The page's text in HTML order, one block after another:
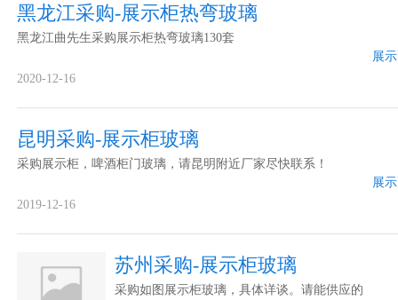
黑龙江采购-展示柜热弯玻璃
黑龙江曲先生采购展示柜热弯玻璃130套
展
2020-12-16
昆明采购-展示柜玻璃
采购展示柜，啤酒柜门玻璃，请昆明附近厂家尽快联系！
展
2019-12-16
苏州采购-展示柜玻璃
采购如图展示柜玻璃，具体详谈。请能供应的